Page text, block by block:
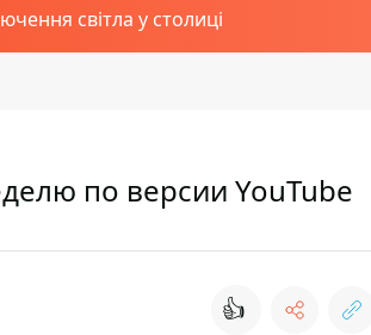
світла у столиці
по версии YouTube
👍